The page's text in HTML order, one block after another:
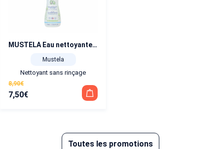
MUSTELA Eau nettoyante sans rinçage 500 ml
Mustela
Nettoyant sans rinçage
8,90€
Le
7,50€
Le
Toutes les promotions